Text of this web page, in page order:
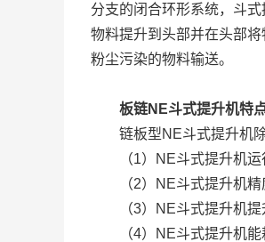
分支的闭合环形系统，斗
物料提升到头部并在头部
粉尘污染的物料输送。
板链NE斗式提升机特点
链板型NE斗式提升机
（1）NE斗式提升机
（2）NE斗式提升机
（3）NE斗式提升机
（4）NE斗式提升机